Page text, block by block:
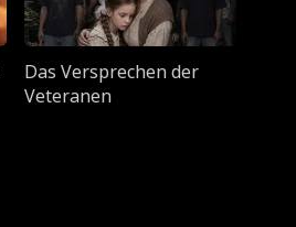
Das Versprechen der
Veteranen